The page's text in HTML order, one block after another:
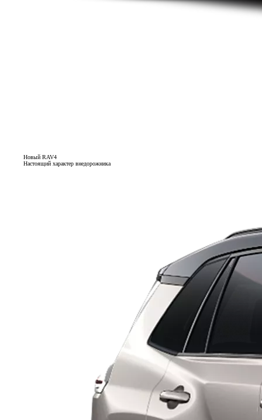
Новый RAV4
Настоящий характер внедорожника